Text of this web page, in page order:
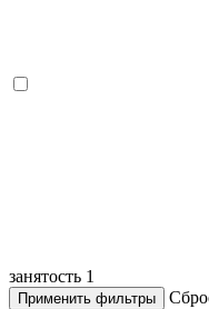
занятость 1
Применить фильтры